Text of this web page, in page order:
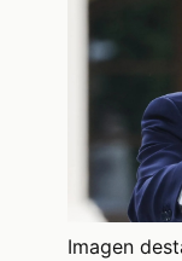
Imagen